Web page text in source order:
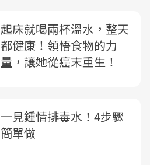
起床就喝兩杯溫水，整天
都健康！領悟食物的力
量，讓她從癌末重生！
一見鍾情排毒水！4步驟
簡單做